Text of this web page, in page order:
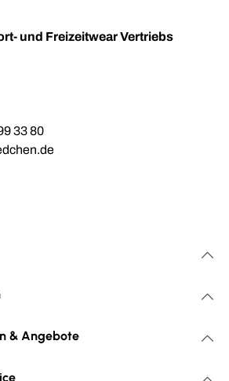
und Freizeitwear Vertriebs
33 80
& Angebote